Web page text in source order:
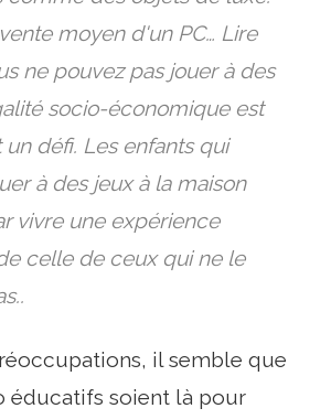
moyen d'un PC… Lire
ne pouvez pas jouer à des
socio-économique est
défi. Les enfants qui
à des jeux à la maison
vivre une expérience
celle de ceux qui ne le
il semble que
éducatifs soient là pour